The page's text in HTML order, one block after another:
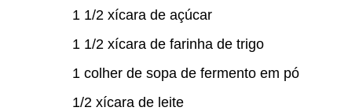
1 1/2 xícara de açúcar
1 1/2 xícara de farinha de trigo
1 colher de sopa de fermento em pó
1/2 xícara de leite